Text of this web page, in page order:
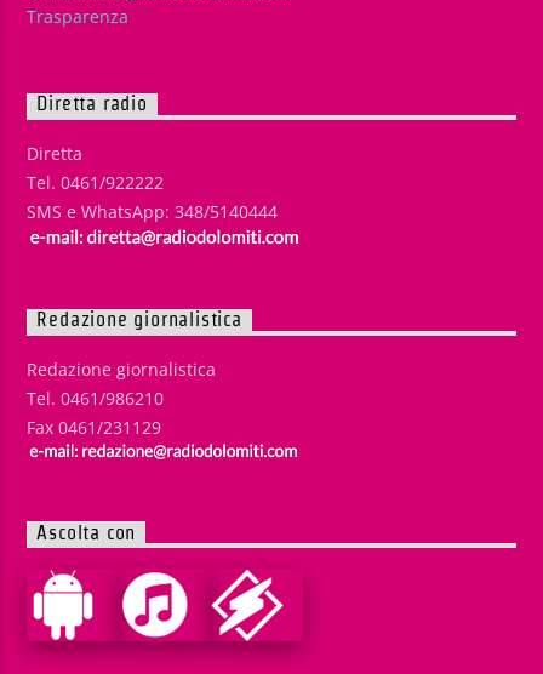
Trasparenza
Diretta radio
Diretta
Tel. 0461/922222
SMS e WhatsApp: 348/5140444
Redazione giornalistica
Redazione giornalistica
Tel. 0461/986210
Fax 0461/231129
Ascolta con